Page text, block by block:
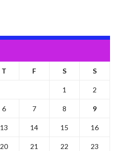
T F S S
1 2
6 7 8 9
13 14 15 16
20 21 22 23